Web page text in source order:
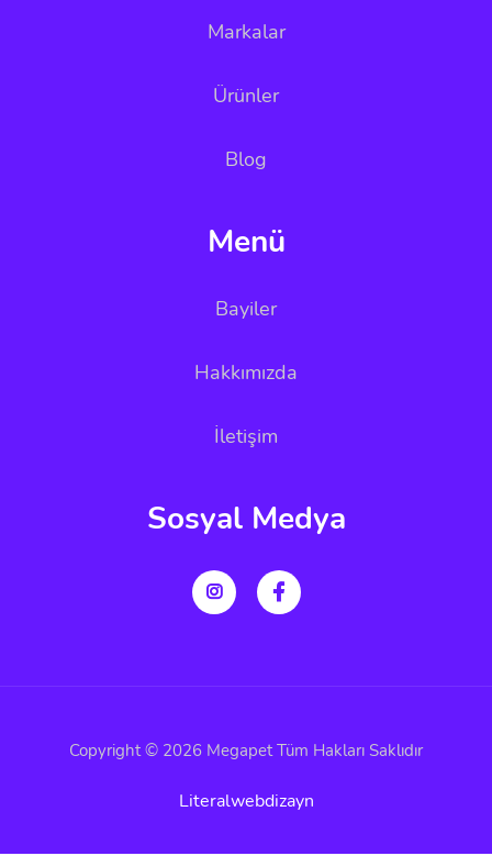
Markalar
Ürünler
Blog
Menü
Bayiler
Hakkımızda
İletişim
Sosyal Medya
Copyright © 2026 Megapet Tüm Hakları Saklıdır
Literalwebdizayn